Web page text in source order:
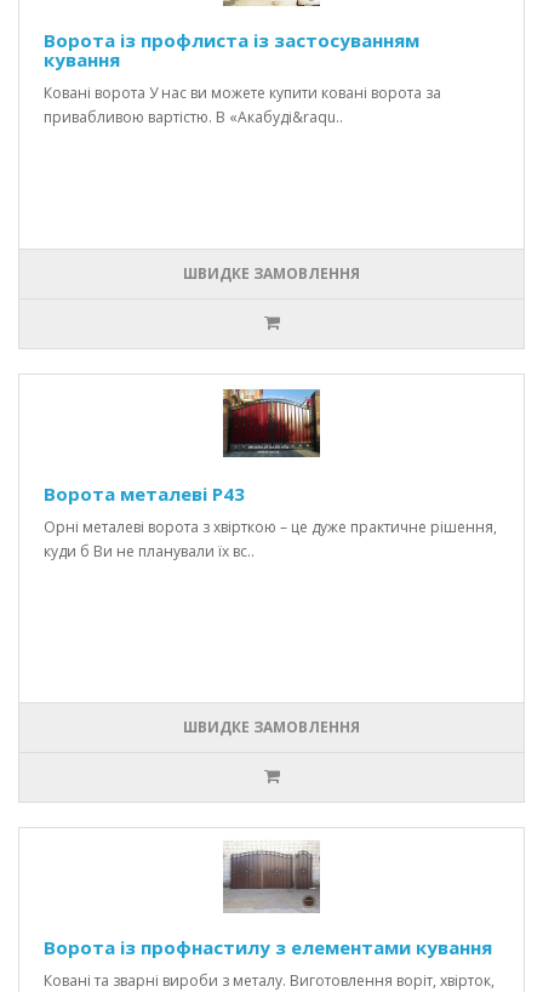
Ворота із профлиста із застосуванням
кування
Ковані ворота У нас ви можете купити ковані ворота за
привабливою вартістю. В «Акабуді&raqu..
ШВИДКЕ ЗАМОВЛЕННЯ
Ворота металеві P43
Орні металеві ворота з хвірткою – це дуже практичне рішення,
куди б Ви не планували їх вс..
ШВИДКЕ ЗАМОВЛЕННЯ
Ворота із профнастилу з елементами кування
Ковані та зварні вироби з металу. Виготовлення воріт, хвірток,